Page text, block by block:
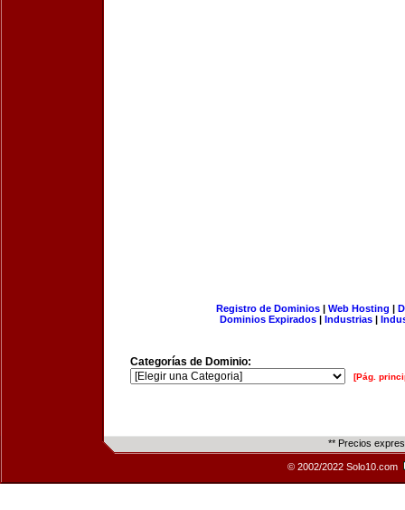
Registro de Dominios| Web Hosting |
Dominios Expirados | Industrias |
Categorías de Dominio:
[Pág.
** Precios
© 2002/2022 Solo10.com